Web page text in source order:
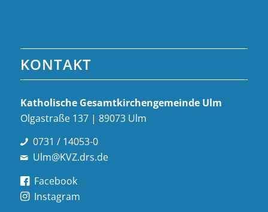
KONTAKT
Katholische Gesamt­kirchen­gemeinde Ulm
Olgastraße 137 | 89073 Ulm
0731 / 14053-0
Ulm@KVZ.drs.de
Facebook
Instagram